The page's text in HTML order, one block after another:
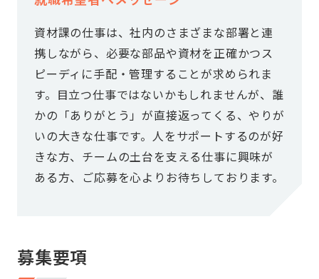
資材課の仕事は、社内のさまざまな部署と連
携しながら、必要な部品や資材を正確かつス
ピーディに手配・管理することが求められま
す。目立つ仕事ではないかもしれませんが、誰
かの「ありがとう」が直接返ってくる、やりが
いの大きな仕事です。人をサポートするのが好
きな方、チームの土台を支える仕事に興味が
ある方、ご応募を心よりお待ちしております。
募集要項